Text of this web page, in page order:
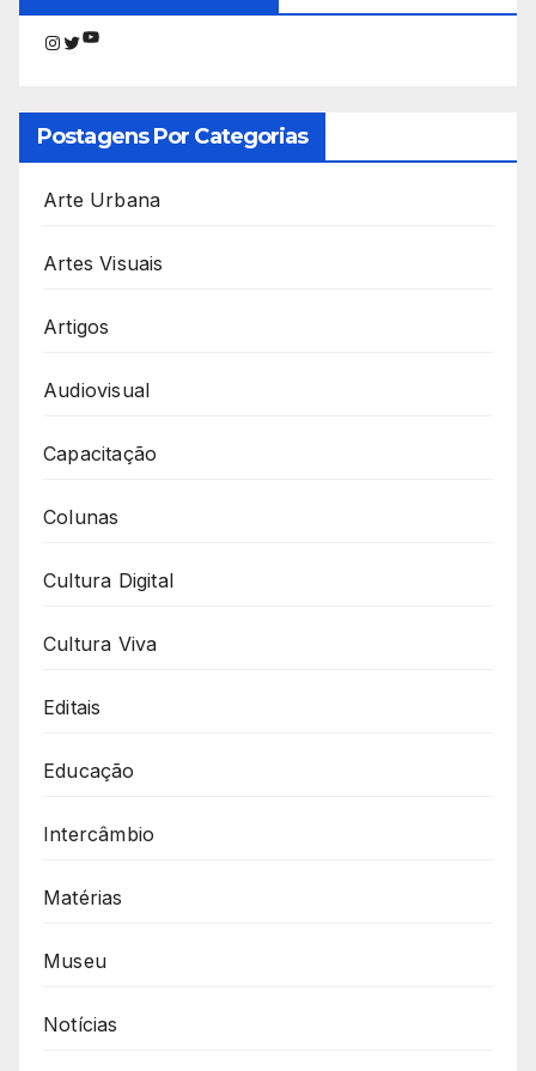
Instagram
Twitter
Youtube
Postagens Por Categorias
Arte Urbana
Artes Visuais
Artigos
Audiovisual
Capacitação
Colunas
Cultura Digital
Cultura Viva
Editais
Educação
Intercâmbio
Matérias
Museu
Notícias